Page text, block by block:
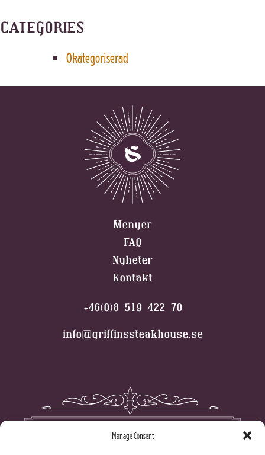
Manage Consent
CATEGORIES
Okategoriserad
Menyer
FAQ
Nyheter
Kontakt
+46(0)8 519 422 70
info@griffinssteakhouse.se